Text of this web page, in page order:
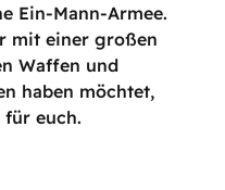
Ein-Mann-Armee.
mit einer großen
Waffen und
haben möchtet,
euch.